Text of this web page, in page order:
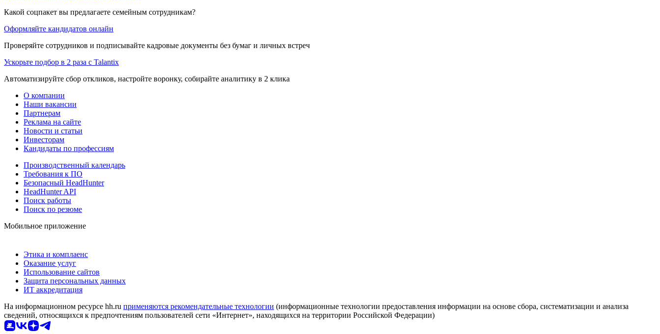
Какой соцпакет вы предлагаете семейным сотрудникам?
Оформляйте кандидатов онлайн
Проверяйте сотрудников и подписывайте кадровые документы без бумаг и личных встреч
Ускорьте подбор в 2 раза с Talantix
Автоматизируйте сбор откликов, настройте воронку, собирайте аналитику в 2 клика
О компании
Наши вакансии
Партнерам
Реклама на сайте
Новости и статьи
Инвесторам
Кандидаты по профессиям
Производственный календарь
Требования к ПО
Безопасный HeadHunter
HeadHunter API
Поиск работы
Поиск по резюме
Мобильное приложение
Этика и комплаенс
Оказание услуг
Использование сайтов
Защита персональных данных
ИТ аккредитация
На информационном ресурсе hh.ru применяются рекомендательные технологии (информационные технологии предоставления информации на основе сбора, систематизации и анализа
сведений, относящихся к предпочтениям пользователей сети «Интернет», находящихся на территории Российской Федерации)